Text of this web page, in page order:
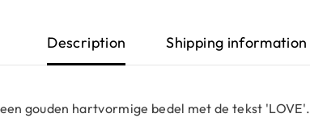
Description Shipping information
gouden hartvormige bedel met de tekst 'LOVE'.